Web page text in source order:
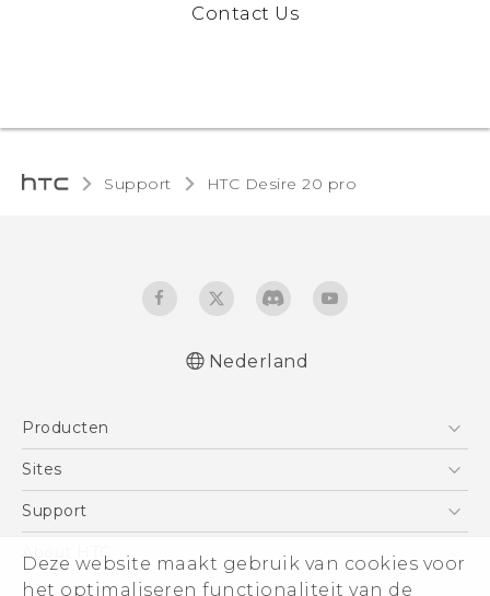
Deze website maakt gebruik van cookies voor
het optimaliseren functionaliteit van de
Contact Us
Support ‎HTC Desire 20 pro‎
Nederlands - Gebruikershandleiding
User manual
Nederland
Producten
Telefoons
Vive
Accessoires
Sites
HTC Vive
Aan de slag
Support
Support voor eCommerce
About HTC
ESG